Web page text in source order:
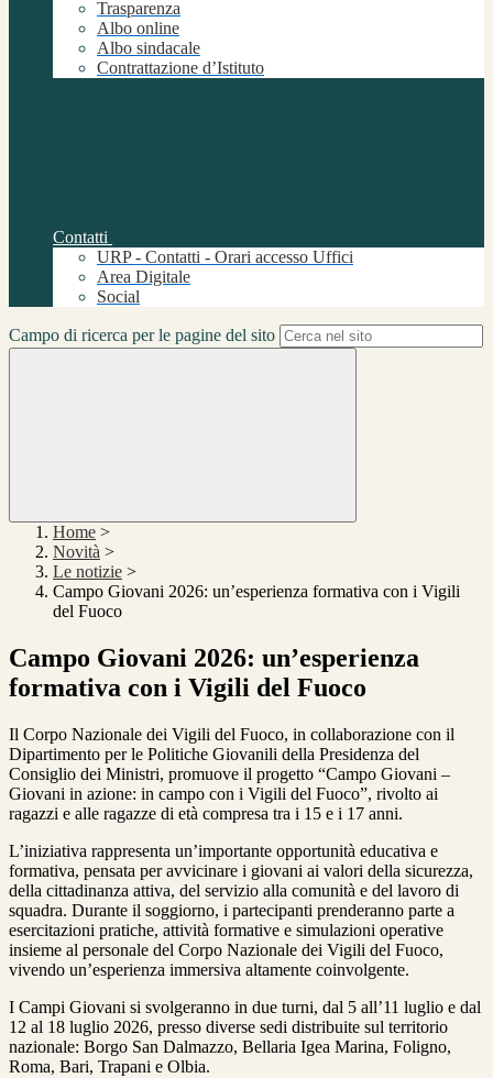
Trasparenza
Albo online
Albo sindacale
Contrattazione d’Istituto
Contatti
URP - Contatti - Orari accesso Uffici
Area Digitale
Social
Campo di ricerca per le pagine del sito
Home >
Novità >
Le notizie >
Campo Giovani 2026: un’esperienza formativa con i Vigili
del Fuoco
Campo Giovani 2026: un’esperienza
formativa con i Vigili del Fuoco
Il Corpo Nazionale dei Vigili del Fuoco, in collaborazione con il
Dipartimento per le Politiche Giovanili della Presidenza del
Consiglio dei Ministri, promuove il progetto “Campo Giovani –
Giovani in azione: in campo con i Vigili del Fuoco”, rivolto ai
ragazzi e alle ragazze di età compresa tra i 15 e i 17 anni.
L’iniziativa rappresenta un’importante opportunità educativa e
formativa, pensata per avvicinare i giovani ai valori della sicurezza,
della cittadinanza attiva, del servizio alla comunità e del lavoro di
squadra. Durante il soggiorno, i partecipanti prenderanno parte a
esercitazioni pratiche, attività formative e simulazioni operative
insieme al personale del Corpo Nazionale dei Vigili del Fuoco,
vivendo un’esperienza immersiva altamente coinvolgente.
I Campi Giovani si svolgeranno in due turni, dal 5 all’11 luglio e dal
12 al 18 luglio 2026, presso diverse sedi distribuite sul territorio
nazionale: Borgo San Dalmazzo, Bellaria Igea Marina, Foligno,
Roma, Bari, Trapani e Olbia.